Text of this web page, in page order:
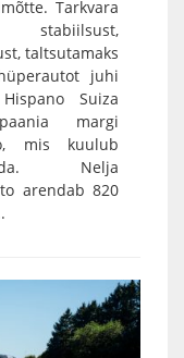
Tarkvara
stabiilsust,
taltsutamaks
juhi
Suiza
margi
mis kuulub
Nelja
arendab 820